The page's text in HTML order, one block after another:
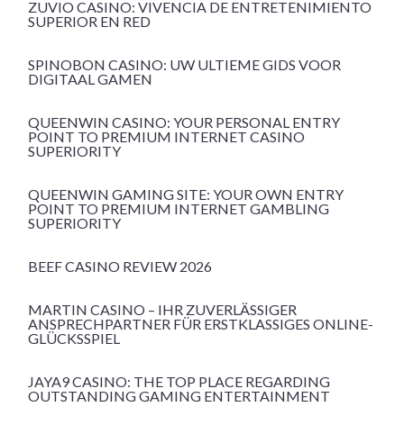
ZUVIO CASINO: VIVENCIA DE ENTRETENIMIENTO
SUPERIOR EN RED
SPINOBON CASINO: UW ULTIEME GIDS VOOR
DIGITAAL GAMEN
QUEENWIN CASINO: YOUR PERSONAL ENTRY
POINT TO PREMIUM INTERNET CASINO
SUPERIORITY
QUEENWIN GAMING SITE: YOUR OWN ENTRY
POINT TO PREMIUM INTERNET GAMBLING
SUPERIORITY
BEEF CASINO REVIEW 2026
MARTIN CASINO – IHR ZUVERLÄSSIGER
ANSPRECHPARTNER FÜR ERSTKLASSIGES ONLINE-
GLÜCKSSPIEL
JAYA9 CASINO: THE TOP PLACE REGARDING
OUTSTANDING GAMING ENTERTAINMENT